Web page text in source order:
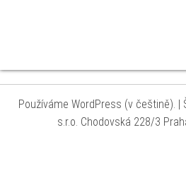
Používáme WordPress (v češtině).
s.r.o. Chodovská 228/3